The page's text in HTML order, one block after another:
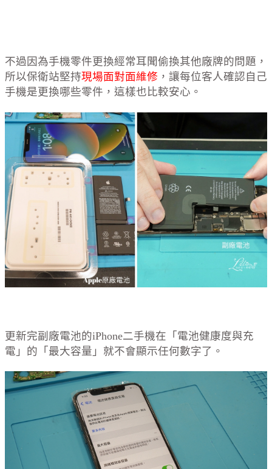
不過因為手機零件更換經常耳聞偷換其他廠牌的問題，
所以保衛站堅持現場面對面維修 ，讓每位客人確認自己
手機是更換哪些零件，這樣也比較安心。
更新完副廠電池的iPhone二手機在「電池健康度與充
電」的「最大容量」就不會顯示任何數字了。